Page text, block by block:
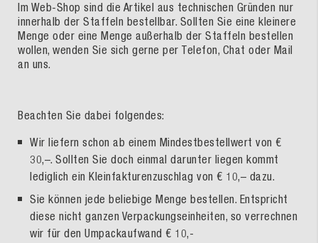
Im Web-Shop sind die Artikel aus technischen Gründen nur
innerhalb der Staffeln bestellbar. Sollten Sie eine kleinere
Menge oder eine Menge außerhalb der Staffeln bestellen
wollen, wenden Sie sich gerne per Telefon, Chat oder Mail
an uns.
Beachten Sie dabei folgendes:
Wir liefern schon ab einem Mindestbestellwert von €
30,–. Sollten Sie doch einmal darunter liegen kommt
lediglich ein Kleinfakturenzuschlag von € 10,– dazu.
Sie können jede beliebige Menge bestellen. Entspricht
diese nicht ganzen Verpackungseinheiten, so verrechnen
wir für den Umpackaufwand € 10,-